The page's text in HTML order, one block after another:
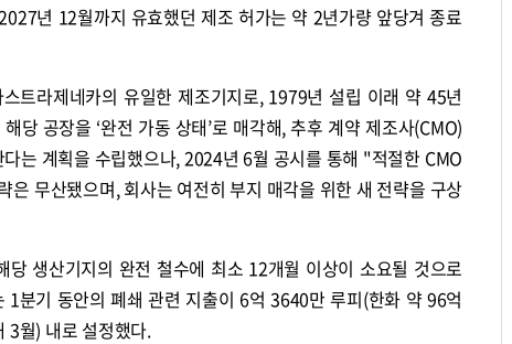
년 12월까지 유효했던 제조 허가는 약 2년가량 앞당겨 종료
트라제네카의 유일한 제조기지로, 1979년 설립 이래 약 45년
당 공장을 ‘완전 가동 상태’로 매각해, 추후 계약 제조사(CMO)
는 계획을 수립했으나, 2024년 6월 공시를 통해 "적절한 CMO
무산됐으며, 회사는 여전히 부지 매각을 위한 새 전략을 구상
생산기지의 완전 철수에 최소 12개월 이상이 소요될 것으로
분기 동안의 폐쇄 관련 지출이 6억 3640만 루피(한화 약 96억
3월) 내로 설정했다.